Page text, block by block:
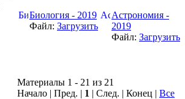
Биология - 2019
Файл: Загрузить
Астрономия -
2019
Файл: Загрузить
Материалы 1 - 21 из 21
Начало | Пред. | 1 | След. | Конец | Все